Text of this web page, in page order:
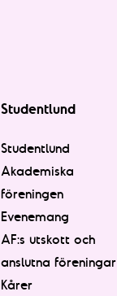
Studentlund
Studentlund
Akademiska
föreningen
Evenemang
AF:s utskott och
anslutna föreningar
Kårer